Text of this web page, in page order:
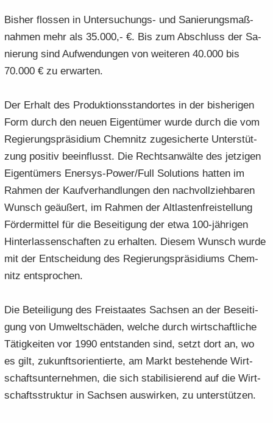
Bis­her flos­sen in Untersuchungs-​ und Sa­nie­rungs­maß­
nah­men mehr als 35.000,- €. Bis zum Ab­schluss der Sa­
nie­rung sind Auf­wen­dun­gen von wei­te­ren 40.000 bis
70.000 € zu er­war­ten.
Der Er­halt des Pro­duk­ti­ons­stand­or­tes in der bis­he­ri­gen
Form durch den neuen Ei­gen­tü­mer wurde durch die vom
Re­gie­rungs­prä­si­di­um Chem­nitz zu­ge­si­cher­te Un­ter­stüt­
zung po­si­tiv be­ein­flusst. Die Rechts­an­wäl­te des jet­zi­gen
Ei­gen­tü­mers Enersys-​Power/Full So­lu­ti­ons hat­ten im
Rah­men der Kauf­ver­hand­lun­gen den nach­voll­zieh­ba­ren
Wunsch ge­äu­ßert, im Rah­men der Alt­las­ten­frei­stel­lung
För­der­mit­tel für die Be­sei­ti­gung der etwa 100-​jährigen
Hin­ter­las­sen­schaf­ten zu er­hal­ten. Die­sem Wunsch wurde
mit der Ent­schei­dung des Re­gie­rungs­prä­si­di­ums Chem­
nitz ent­spro­chen.
Die Be­tei­li­gung des Frei­staa­tes Sach­sen an der Be­sei­ti­
gung von Um­welt­schä­den, wel­che durch wirt­schaft­li­che
Tä­tig­kei­ten vor 1990 ent­stan­den sind, setzt dort an, wo
es gilt, zu­kunfts­ori­en­tier­te, am Markt be­stehen­de Wirt­
schafts­un­ter­neh­men, die sich sta­bi­li­sie­rend auf die Wirt­
schafts­struk­tur in Sach­sen aus­wir­ken, zu un­ter­stüt­zen.